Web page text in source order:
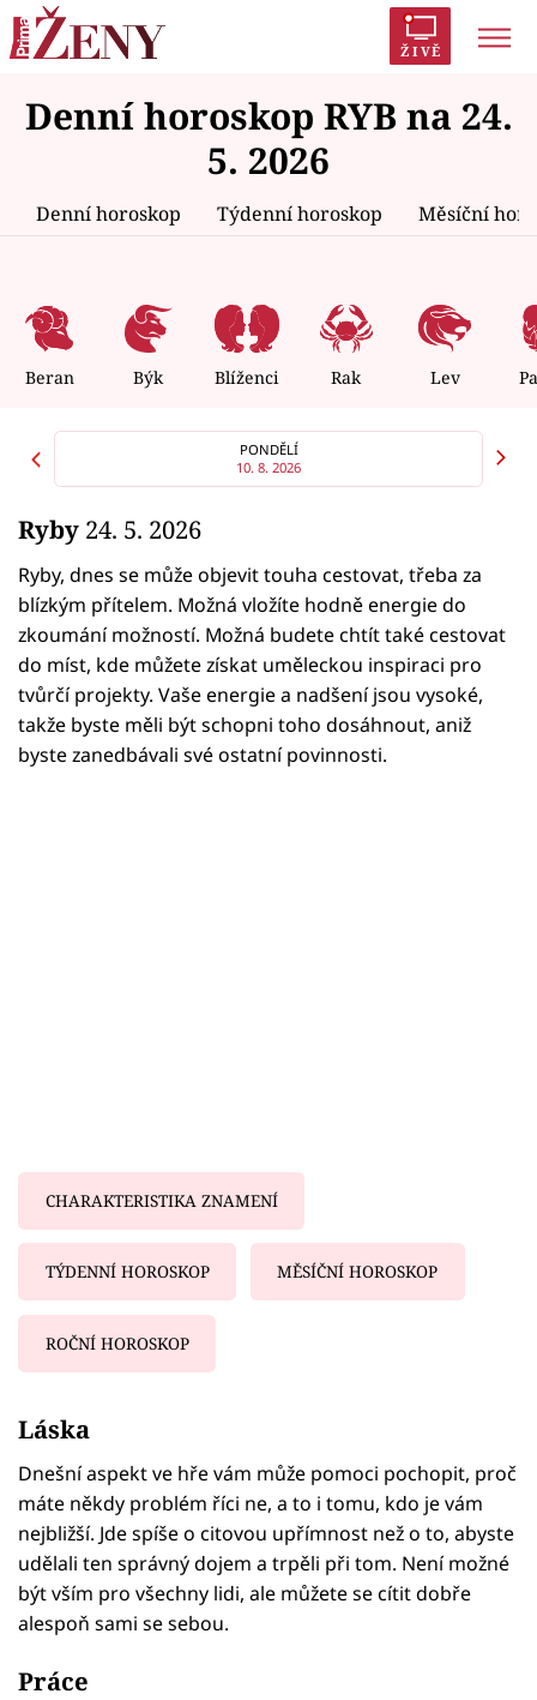
ŽIVĚ
Trendy: Polabí Inspekce Prostřeno!
AYTO?
Zrádci Proměny
Témata
Celebrity
Seriály
Horoskopy
Sledujte prima+
Filmový festival Karlovy Vary
Pořady
Denní horoskop RYB na 24.
5. 2026
Denní horoskop Týdenní horoskop Měsíční
Beran Býk Blíženci Rak Lev
PONDĚLÍ
10. 8. 2026
Ryby 24. 5. 2026
Ryby, dnes se může objevit touha cestovat, třeba za
blízkým přítelem. Možná vložíte hodně energie do
zkoumání možností. Možná budete chtít také cestovat
do míst, kde můžete získat uměleckou inspiraci pro
tvůrčí projekty. Vaše energie a nadšení jsou vysoké,
takže byste měli být schopni toho dosáhnout, aniž
byste zanedbávali své ostatní povinnosti.
CHARAKTERISTIKA ZNAMENÍ
TÝDENNÍ HOROSKOP MĚSÍČNÍ HOROSKOP
ROČNÍ HOROSKOP
Láska
Dnešní aspekt ve hře vám může pomoci pochopit, proč
máte někdy problém říci ne, a to i tomu, kdo je vám
nejbližší. Jde spíše o citovou upřímnost než o to, abyste
udělali ten správný dojem a trpěli při tom. Není možné
být vším pro všechny lidi, ale můžete se cítit dobře
alespoň sami se sebou.
Práce